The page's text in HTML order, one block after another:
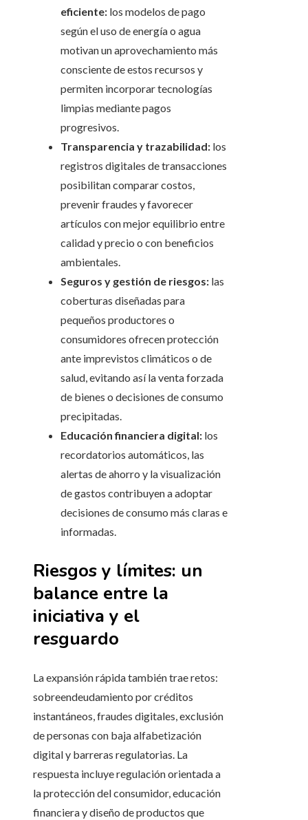
eficiente: los modelos de pago
según el uso de energía o agua
motivan un aprovechamiento más
consciente de estos recursos y
permiten incorporar tecnologías
limpias mediante pagos
progresivos.
Transparencia y trazabilidad: los
registros digitales de transacciones
posibilitan comparar costos,
prevenir fraudes y favorecer
artículos con mejor equilibrio entre
calidad y precio o con beneficios
ambientales.
Seguros y gestión de riesgos: las
coberturas diseñadas para
pequeños productores o
consumidores ofrecen protección
ante imprevistos climáticos o de
salud, evitando así la venta forzada
de bienes o decisiones de consumo
precipitadas.
Educación financiera digital: los
recordatorios automáticos, las
alertas de ahorro y la visualización
de gastos contribuyen a adoptar
decisiones de consumo más claras e
informadas.
Riesgos y límites: un
balance entre la
iniciativa y el
resguardo
La expansión rápida también trae retos:
sobreendeudamiento por créditos
instantáneos, fraudes digitales, exclusión
de personas con baja alfabetización
digital y barreras regulatorias. La
respuesta incluye regulación orientada a
la protección del consumidor, educación
financiera y diseño de productos que